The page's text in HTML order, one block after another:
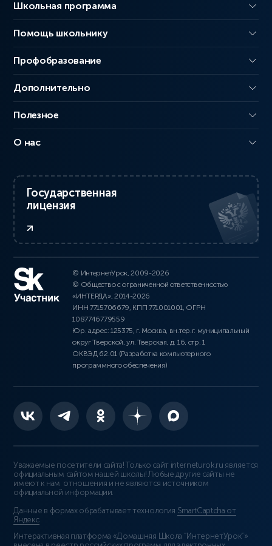
Школьная программа
Помощь школьнику
Профобразование
Дополнительно
Полезное
О нас
Государственная
лицензия
© ИнтернетУрок, 2009-2026
© Общество с ограниченной ответственностью
«ИНТЕРДА», 2014-2026
ИНН 7715706679, КПП 771001001, ОГРН
1087746779559
Юр. адрес: 125375, г. Москва, вн.тер.г. муниципальный
округ Тверской, ул. Тверская, д. 16, стр. 1
ОКВЭД 62.01 (Разработка компьютерного
программного обеспечения)
Уважаемые посетители сайта! Только сайт interneturok.ru является
официальным сайтом нашей школы! Любые другие сайты не
имеют к нам отношения и не являются источником
официальной информации.
Данные в формах обрабатывает технология SmartCaptcha от
Яндекс
Интерактивная платформа «Домашняя Школа “ИнтернетУрок”»